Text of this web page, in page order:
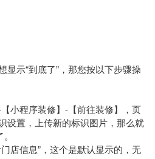
显示“到底了”，那您按以下步骤操
小程序装修】-【前往装修】，页
设置，上传新的标识图片，那么就
店信息”，这个是默认显示的，无